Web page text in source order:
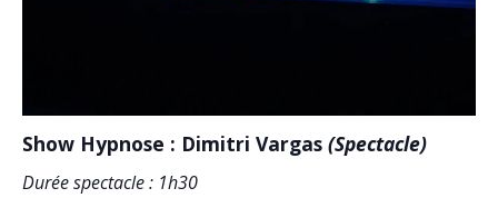
Show Hypnose : Dimitri Vargas (Spectacle)
Durée spectacle : 1h30